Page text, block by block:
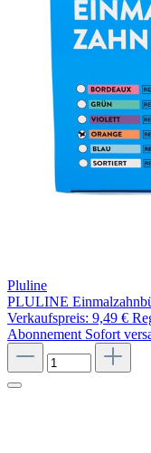
Pluline
PLULINE
Verkaufspreis: 9,49 €
Abonnement Sofort